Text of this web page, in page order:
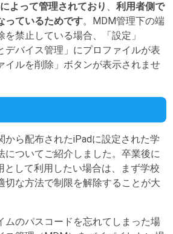
よって管理されており 、利用者側で
っているためです。MDM管理下の端
禁止している場合、「設定」
バイス管理」にプロファイルが表
イルを削除」ボタンが表示されませ
から配布されたiPadに設定された学
についてご紹介しました。卒業後に
として利用したい場合は、まず学校
切な方法で制限を解除することが大
ムのパスコードを忘れてしまった場